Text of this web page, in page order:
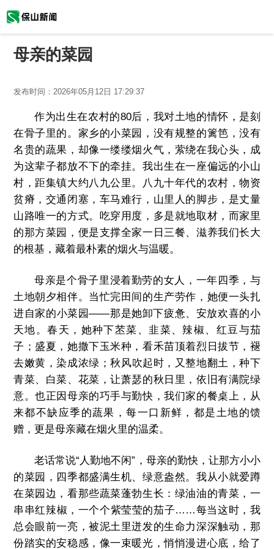
母亲的菜园
发布时间： 2026年05月12日 17:29:37
作为出生在农村的80后，我对土地的情怀，是刻
在骨子里的。家乡的小菜园，没有规整的篱笆，没有
名贵的蔬果，却像一缕缕烟火气，萦绕在我心头，成
为这辈子都放不下的牵挂。我出生在一座偏远的小山
村，距集镇大约八九公里。八九十年代的农村，物资
贫瘠，交通闭塞，车马难行，山里人的脚步，是丈量
山路唯一的方式。吃穿用度，多是就地取材，而家里
的那方菜园，便是支撑全家一日三餐、滋养我们长大
的根基，藏着最朴素的烟火与温暖。
母亲是个骨子里浸着勤劳的女人，一年四季，与
土地朝夕相伴。当忙完田间的生产劳作，她便一头扎
进自家的小菜园——那是她卸下疲惫、安放欢喜的小
天地。春天，她种下苤菜、韭菜、辣椒、红豆与茄
子；盛夏，她撒下玉米种，看禾苗顶着烈日拔节，褪
去嫩黄，染成浓绿；秋风吹起时，又整地翻土，种下
青菜、白菜、花菜，让萧瑟的秋日里，依旧有满院绿
意。也正因母亲的巧手与勤快，我们家的餐桌上，从
来都不缺应季的蔬果，每一口新鲜，都是土地的馈
赠，更是母亲藏在烟火里的温柔。
老话常说“人勤地不闲”，母亲的勤快，让那方小小
的菜园，四季都盛满生机、绿意盎然。我从小就爱蹲
在菜园边，看那些蔬菜蓬勃生长：绿油油的青菜，一
串串红辣椒，一个个紫莹莹的茄子……每当这时，我
总会眼前一亮，被泥土里迸发的生命力深深触动，那
份踏实的安稳感，像一束暖光，悄悄漫进心底，给了